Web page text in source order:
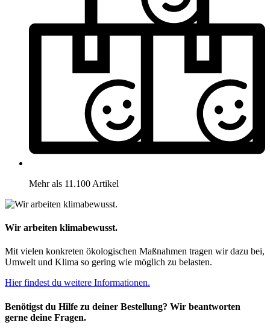
Mehr als 11.100 Artikel
Wir arbeiten klimabewusst.
Mit vielen konkreten ökologischen Maßnahmen tragen wir dazu bei,
Umwelt und Klima so gering wie möglich zu belasten.
Hier findest du weitere Informationen.
Benötigst du Hilfe zu deiner Bestellung? Wir beantworten
gerne deine Fragen.